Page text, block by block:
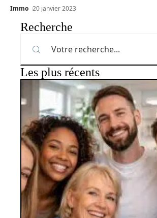
Immo 20 janvier 2023
Recherche
Les plus récents